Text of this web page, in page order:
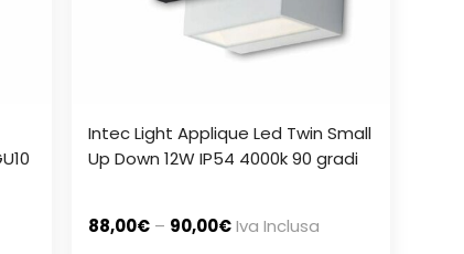
Intec Light Applique Led Twin Small
Up Down 12W IP54 4000k 90 gradi
88,00€ – 90,00€Iva Inclusa